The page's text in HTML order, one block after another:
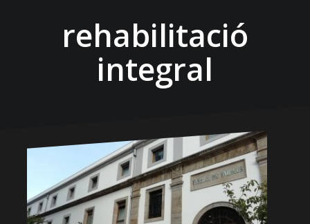
rehabilitació
integral